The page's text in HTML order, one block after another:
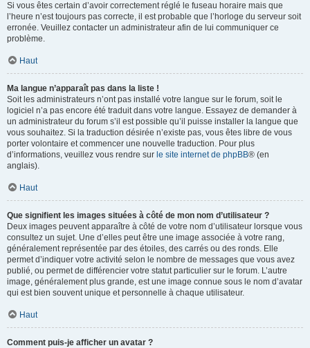
Si vous êtes certain d’avoir correctement réglé le fuseau horaire mais que
l’heure n’est toujours pas correcte, il est probable que l’horloge du serveur soit
erronée. Veuillez contacter un administrateur afin de lui communiquer ce
problème.
Haut
Ma langue n’apparaît pas dans la liste !
Soit les administrateurs n’ont pas installé votre langue sur le forum, soit le
logiciel n’a pas encore été traduit dans votre langue. Essayez de demander à
un administrateur du forum s’il est possible qu’il puisse installer la langue que
vous souhaitez. Si la traduction désirée n’existe pas, vous êtes libre de vous
porter volontaire et commencer une nouvelle traduction. Pour plus
d’informations, veuillez vous rendre sur le site internet de phpBB® (en
anglais).
Haut
Que signifient les images situées à côté de mon nom d’utilisateur ?
Deux images peuvent apparaître à côté de votre nom d’utilisateur lorsque vous
consultez un sujet. Une d’elles peut être une image associée à votre rang,
généralement représentée par des étoiles, des carrés ou des ronds. Elle
permet d’indiquer votre activité selon le nombre de messages que vous avez
publié, ou permet de différencier votre statut particulier sur le forum. L’autre
image, généralement plus grande, est une image connue sous le nom d’avatar
qui est bien souvent unique et personnelle à chaque utilisateur.
Haut
Comment puis-je afficher un avatar ?